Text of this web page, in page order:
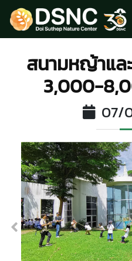
สนามหญ้าแ
3,000-
07/